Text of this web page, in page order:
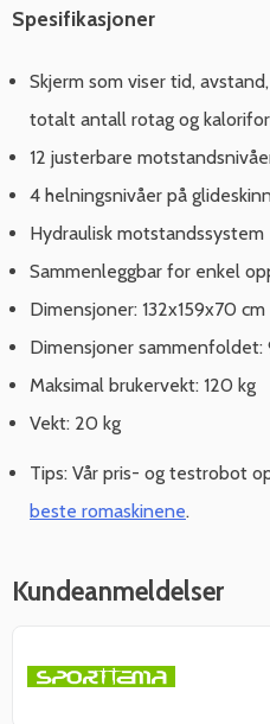
Spesifikasjoner
Skjerm som viser tid,
totalt antall rotag og
12 justerbare
4 helningsnivåer på
Hydraulisk motstandssystem
Sammenleggbar for enkel
Dimensjoner: 132x159x70 cm
Dimensjoner sammenfoldet:
Maksimal brukervekt: 120 kg
Vekt: 20 kg
Tips: Vår pris- og testrobot
beste romaskinene.
Kundeanmeldelser